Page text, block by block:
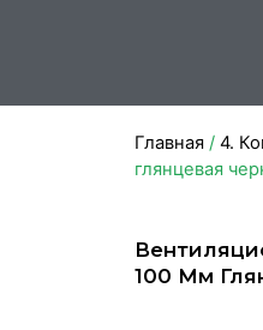
Главная / 4.
глянцевая
100 Мм